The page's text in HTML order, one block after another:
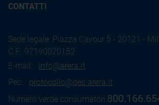
CONTATTI
Sede legale: Piazza Cavour 5 - 20121 -
C.F.: 97190020152
E-mail: info@arera.it
Pec: protocollo@pec.arera.it
Numero verde consumatori: